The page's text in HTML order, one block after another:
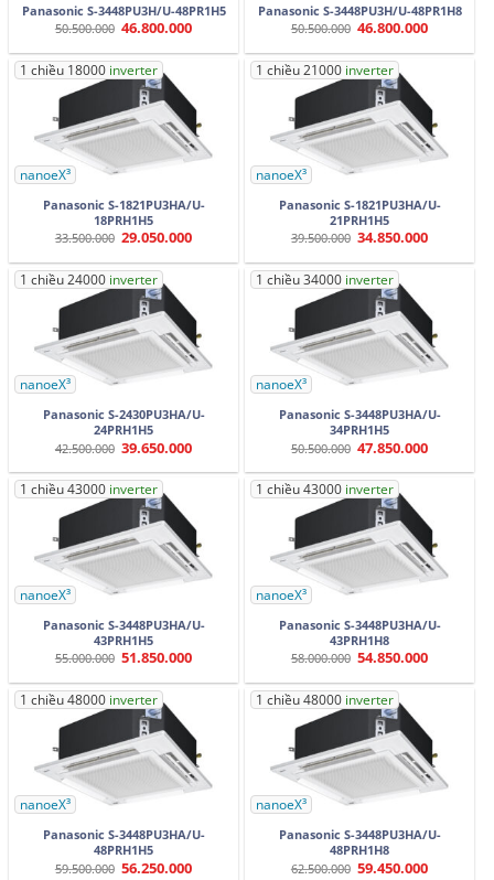
Panasonic S-3448PU3H/U-48PR1H5
50.500.000 Giá
là:
50.500.000.
46.800.000
tại
46.800.000.
Panasonic S-3448PU3H/U-48PR1H8
50.500.000 Giá
là:
50.500.000.
46.800.000
tại
1 chiều 18000 inverter
nanoeX³
Panasonic S-1821PU3HA/U-
18PRH1H5
33.500.000 Giá
là:
33.500.000.
29.050.000
tại
29.050.000.
1 chiều 21000 inverter
nanoeX³
Panasonic S-1821PU3HA/U-
21PRH1H5
39.500.000 Giá
là:
39.500.000.
34.850.000
tại
1 chiều 24000 inverter
nanoeX³
Panasonic S-2430PU3HA/U-
24PRH1H5
42.500.000 Giá
gốc
là:
42.500.000.
39.650.000
tại
39.650.000.
1 chiều 34000 inverter
nanoeX³
Panasonic S-3448PU3HA/U-
34PRH1H5
50.500.000 Giá
gốc
là:
50.500.000.
47.850.000
tại
1 chiều 43000 inverter
nanoeX³
Panasonic S-3448PU3HA/U-
43PRH1H5
55.000.000 Giá
là:
55.000.000.
51.850.000
tại
51.850.000.
1 chiều 43000 inverter
nanoeX³
Panasonic S-3448PU3HA/U-
43PRH1H8
58.000.000 Giá
là:
58.000.000.
54.850.000
tại
1 chiều 48000 inverter
nanoeX³
Panasonic S-3448PU3HA/U-
48PRH1H5
59.500.000 Giá
56.250.000
1 chiều 48000 inverter
nanoeX³
Panasonic S-3448PU3HA/U-
48PRH1H8
62.500.000 Giá
59.450.000